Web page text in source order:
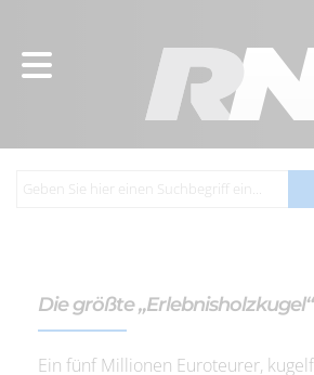
Die größte
Ein fünf Millionen Euroteurer,